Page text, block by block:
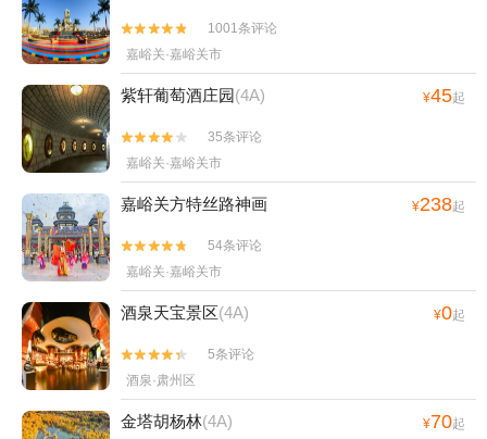


1001条评论
嘉峪关·嘉峪关市
紫轩葡萄酒庄园(4A) ¥45起


35条评论
嘉峪关·嘉峪关市
嘉峪关方特丝路神画 ¥238起


54条评论
嘉峪关·嘉峪关市
酒泉天宝景区(4A) ¥0起


5条评论
酒泉·肃州区
金塔胡杨林(4A) ¥70起